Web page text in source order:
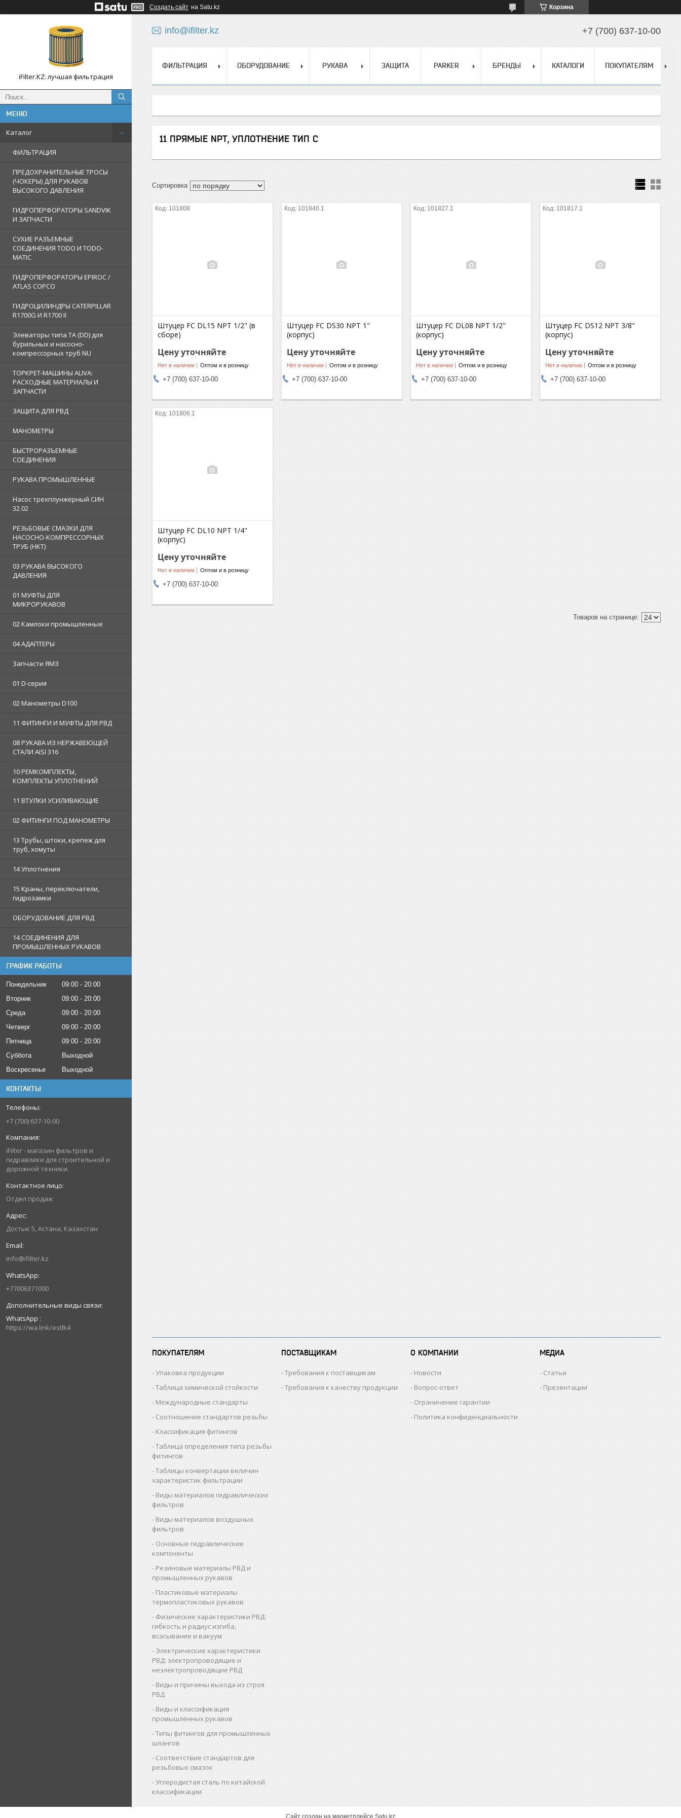
Создать сайт на Satu.kz Корзина
iFilter.KZ: лучшая фильтрация
Каталог
ФИЛЬТРАЦИЯ
ПРЕДОХРАНИТЕЛЬНЫЕ ТРОСЫ
(ЧОКЕРЫ) ДЛЯ РУКАВОВ
ВЫСОКОГО ДАВЛЕНИЯ
ГИДРОПЕРФОРАТОРЫ SANDVIK
И ЗАПЧАСТИ
СУХИЕ РАЗЪЕМНЫЕ
СОЕДИНЕНИЯ TODO И TODO-
MATIC
ГИДРОПЕРФОРАТОРЫ EPIROC /
ATLAS COPCO
ГИДРОЦИЛИНДРЫ CATERPILLAR
R1700G И R1700 II
Элеваторы типа TA (DD) для
бурильных и насосно-
компрессорных труб NU
ТОРКРЕТ-МАШИНЫ ALIVA:
РАСХОДНЫЕ МАТЕРИАЛЫ И
ЗАПЧАСТИ
ЗАЩИТА ДЛЯ РВД
МАНОМЕТРЫ
БЫСТРОРАЗЪЕМНЫЕ
СОЕДИНЕНИЯ
РУКАВА ПРОМЫШЛЕННЫЕ
Насос трехплунжерный СИН
32.02
РЕЗЬБОВЫЕ СМАЗКИ ДЛЯ
НАСОСНО-КОМПРЕССОРНЫХ
ТРУБ (НКТ)
03 РУКАВА ВЫСОКОГО
ДАВЛЕНИЯ
01 МУФТЫ ДЛЯ
МИКРОРУКАВОВ
02 Камлоки промышленные
04 АДАПТЕРЫ
Запчасти ЯМЗ
01 D-серия
02 Манометры D100
11 ФИТИНГИ И МУФТЫ ДЛЯ РВД
08 РУКАВА ИЗ НЕРЖАВЕЮЩЕЙ
СТАЛИ AISI 316
10 РЕМКОМПЛЕКТЫ,
КОМПЛЕКТЫ УПЛОТНЕНИЙ
11 ВТУЛКИ УСИЛИВАЮЩИЕ
02 ФИТИНГИ ПОД МАНОМЕТРЫ
13 Трубы, штоки, крепеж для
труб, хомуты
14 Уплотнения
15 Краны, переключатели,
гидрозамки
ОБОРУДОВАНИЕ ДЛЯ РВД
14 СОЕДИНЕНИЯ ДЛЯ
ПРОМЫШЛЕННЫХ РУКАВОВ
ГРАФИК РАБОТЫ
Понедельник 09:00
20:00
Вторник
09:00
20:00
Среда
09:00
20:00
Четверг
09:00
20:00
Пятница
09:00
20:00
Суббота
Выходной
Воскресенье
Выходной
КОНТАКТЫ
+7 (700) 637-10-00
iFilter - магазин фильтров и
гидравлики для строительной и
дорожной техники.
Отдел продаж
Достык 5, Астана, Казахстан
info@ifilter.kz
+77006371000
WhatsApp
https://wa.link/estlk4
info@ifilter.kz +7 (700) 637-10-00
ФИЛЬТРАЦИЯ ОБОРУДОВАНИЕ РУКАВА ЗАЩИТА PARKER БРЕНДЫ КАТАЛОГИ ПОКУПАТЕЛЯМ
11 ПРЯМЫЕ NPT, УПЛОТНЕНИЕ ТИП С
101808
Штуцер FC DL15 NPT 1/2" (в
сборе)
Цену уточняйте
Нет в наличии Оптом и в розницу
+7 (700) 637-10-00
101840.1
Штуцер FC DS30 NPT 1"
(корпус)
Цену уточняйте
Нет в наличии Оптом и в розницу
+7 (700) 637-10-00
101827.1
Штуцер FC DL08 NPT 1/2"
(корпус)
Цену уточняйте
Нет в наличии Оптом и в розницу
+7 (700) 637-10-00
101817.1
Штуцер FC DS12 NPT 3/8"
(корпус)
Цену уточняйте
Нет в наличии Оптом и в розницу
+7 (700) 637-10-00
101806.1
Штуцер FC DL10 NPT 1/4"
(корпус)
Цену уточняйте
Нет в наличии Оптом и в розницу
+7 (700) 637-10-00
ПОКУПАТЕЛЯМ
Упаковка продукции
Таблица химической стойкости
Международные стандарты
Соотношение стандартов резьбы
Классификация фитингов
Таблица определения типа резьбы
фитингов
Таблицы конвертации величин
характеристик фильтрации
Виды материалов гидравлических
фильтров
Виды материалов воздушных
фильтров
Основные гидравлические
компоненты
Резиновые материалы РВД и
промышленных рукавов
Пластиковые материалы
термопластиковых рукавов
Физические характеристики РВД:
гибкость и радиус изгиба,
всасывание и вакуум
Электрические характеристики
РВД: электропроводящие и
неэлектропроводящие РВД
Виды и причины выхода из строя
РВД
Виды и классификация
промышленных рукавов
Типы фитингов для промышленных
шлангов
Соответствие стандартов для
резьбовых смазок
Углеродистая сталь по китайской
классификации
ПОСТАВЩИКАМ
Требования к поставщикам
Требования к качеству продукции
О КОМПАНИИ
Новости
Вопрос-ответ
Ограничение гарантии
Политика конфиденциальности
МЕДИА
Статьи
Презентации
Сайт создан на маркетплейсе Satu.kz